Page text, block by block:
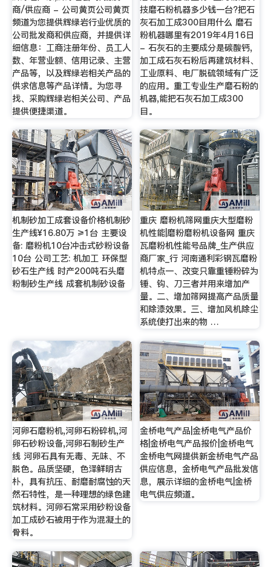
商/供应商 - 公司黄页公司黄页
频道为您提供辉绿岩行业优质的
公司批发商和供应商，并提供详
细信息：工商注册年份、员工人
数、年营业额、信用记录、主营
产品等，以及辉绿岩相关产品的
供求信息等产品详情。为您寻
找、采购辉绿岩相关公司、产品
提供便捷渠道。
技磨石粉机器多少钱一台?把石
灰石加工成300目用什么 磨石
粉机器哪里有2019年4月16日
- 石灰石的主要成分是碳酸钙,
加工成石灰石粉后再建筑材料、
工业原料、电厂脱硫领域有广泛
的应用。重工专业生产磨石粉的
机器,能把石灰石加工成300
目。
机制砂加工成套设备价格机制砂
生产线¥16.80万 ≥1台 主要设
备: 磨粉机10台冲击式砂粉设备
10台 公司工艺: 机加工 环保型
砂石生产线 时产200吨石头磨
粉制砂生产线 成套机制砂设备
重庆 磨粉机筛网重庆大型磨粉
机性能|磨粉磨粉机设备网 重庆
瓦磨粉机性能号品牌_生产供应
商厂家_行 河南通利彩钢瓦磨粉
机特点一、改变只靠重锤粉碎为
锤、钩、刀三者并用来增加产
量。二、增加筛网提高产品质量
和除漆效果。三、增加风机除尘
系统使打出来的物 …
河卵石磨粉机,河卵石粉碎机,河
卵石砂粉设备,河卵石制砂生产
线 河卵石具有无毒、无味、不
脱色。品质坚硬，色泽鲜明古
朴，具有抗压、耐磨耐腐蚀的天
然石特性，是一种理想的绿色建
筑材料。河卵石常采用砂粉设备
加工成砂石被用于作为混凝土的
骨料。
金桥电气产品|金桥电气产品价
格|金桥电气产品报价|金桥电气
金桥电气网提供新金桥电气产品
供应信息，金桥电气产品批发信
息，展示详细的金桥电气|金桥
电气供应频道。